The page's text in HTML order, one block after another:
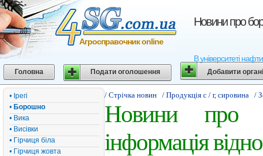
Новини про
В університеті
Агросправочник online
Головна Подати оголошення Добавити
• Ірегі
• Борошно
• Вика
• Висівки
• Гірчиця біла
• Гірчиця жовта
/ Стрічка новин / Продукція с / г, сировина /
Новини про
інформація